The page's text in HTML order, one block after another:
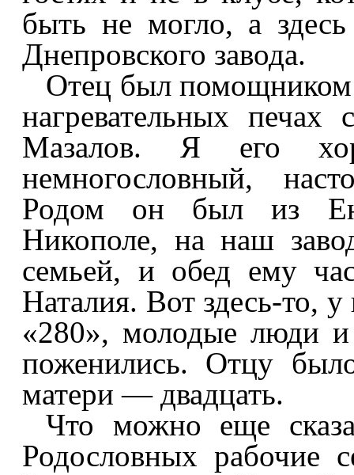
быть не могло, а
Днепровского завода.
Отец был помощником
нагревательных
Мазалов. Я его
немногословный,
Родом он был из
Никополе, на наш
семьей, и обед ему
Наталия. Вот здесь-то, у
«280», молодые люди и
поженились. Отцу
матери — двадцать.
Что можно еще
Родословных рабочие